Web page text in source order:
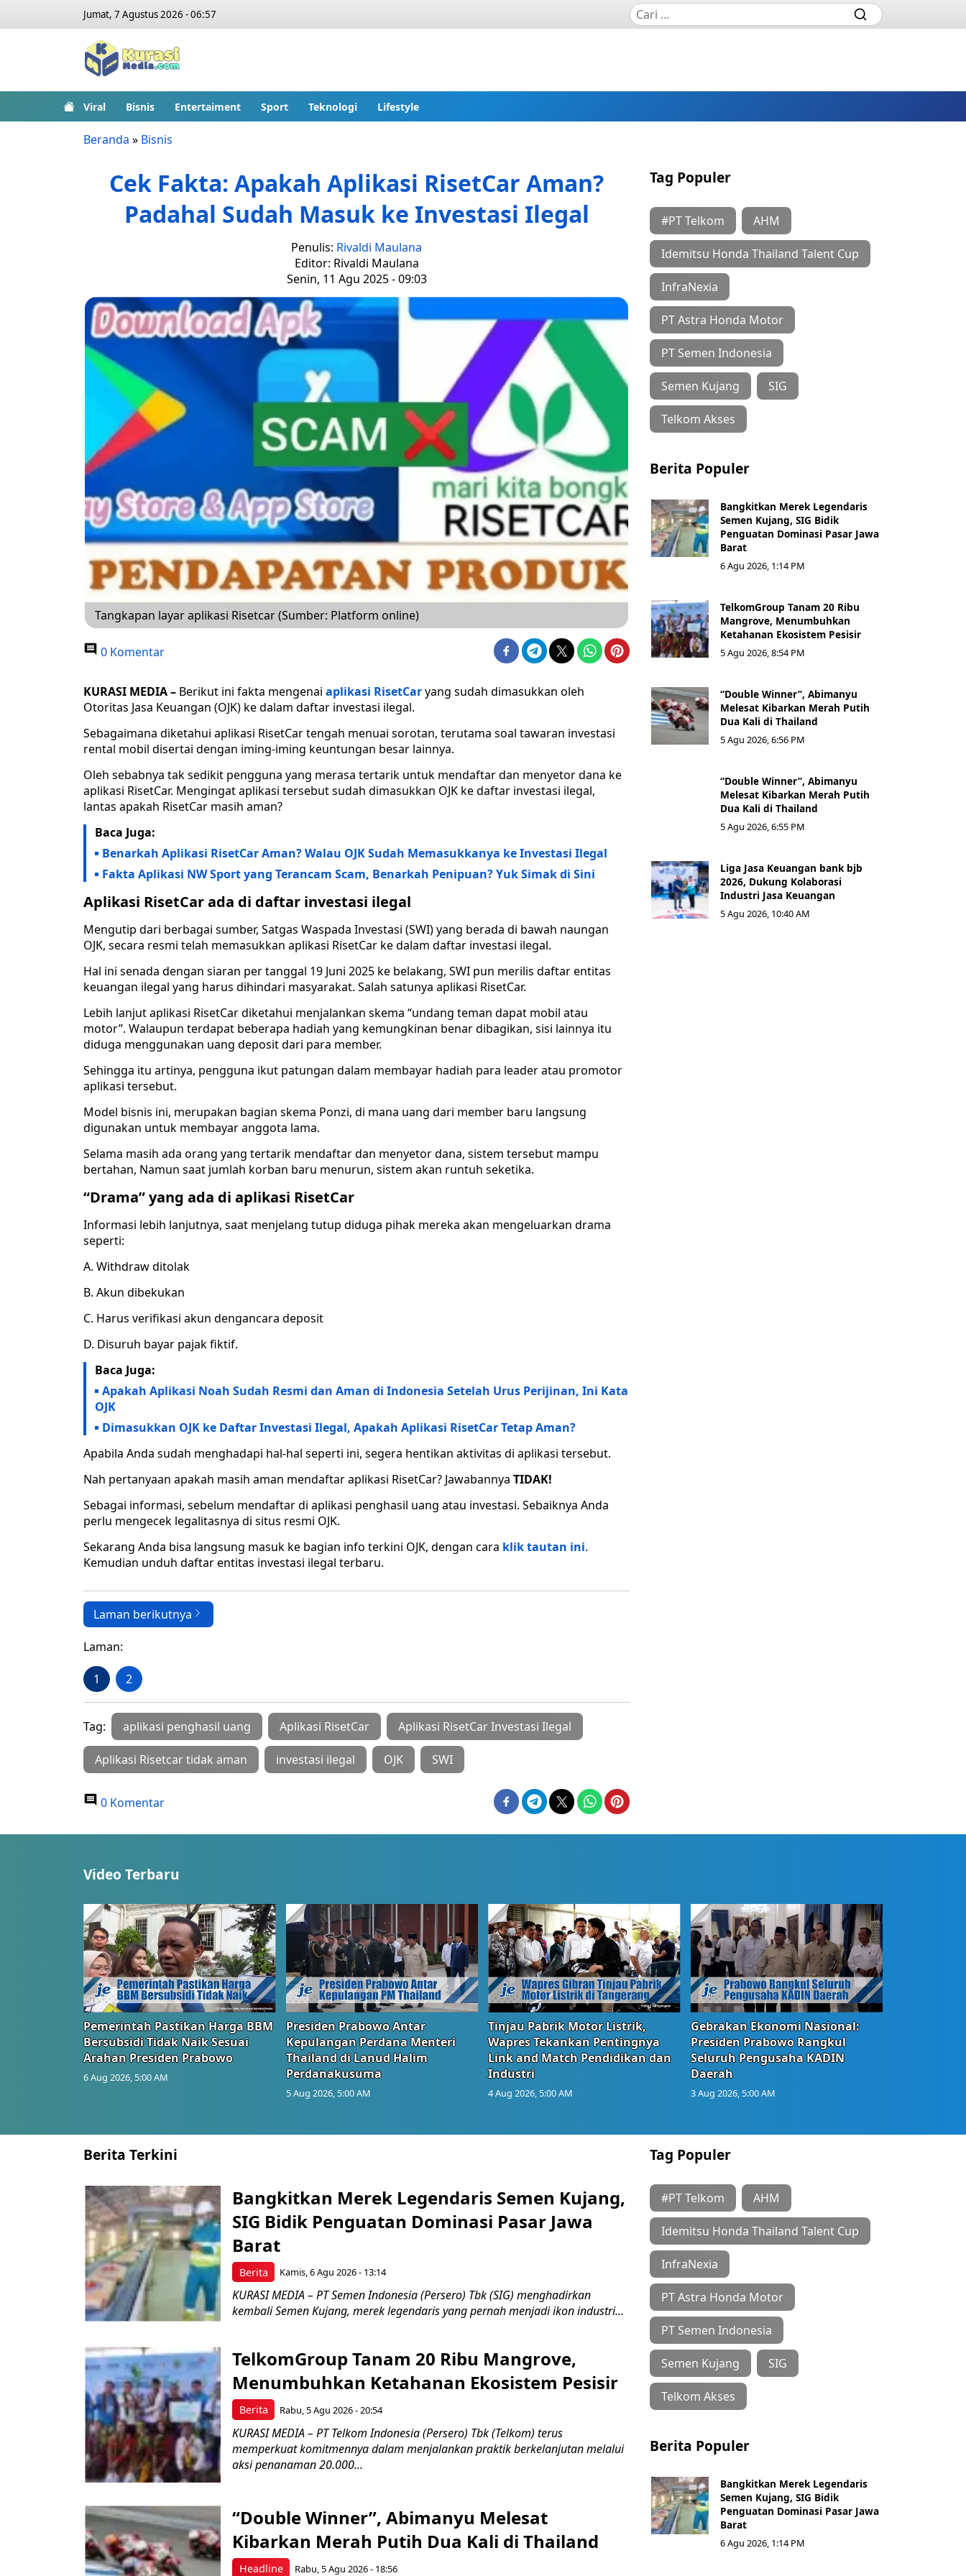
Jumat, 7 Agustus 2026 - 06:57
Viral Bisnis Entertaiment Sport Teknologi Lifestyle
Beranda » Bisnis
Cek Fakta: Apakah Aplikasi RisetCar Aman?
Padahal Sudah Masuk ke Investasi Ilegal
Penulis: Rivaldi Maulana
Editor: Rivaldi Maulana
Senin, 11 Agu 2025 - 09:03
Tangkapan layar aplikasi Risetcar (Sumber: Platform online)
0 Komentar
KURASI MEDIA – Berikut ini fakta mengenai aplikasi RisetCaryang sudah dimasukkan oleh
Otoritas Jasa Keuangan (OJK) ke dalam daftar investasi ilegal.
Sebagaimana diketahui aplikasi RisetCar tengah menuai sorotan, terutama soal tawaran investasi
rental mobil disertai dengan iming-iming keuntungan besar lainnya.
Oleh sebabnya tak sedikit pengguna yang merasa tertarik untuk mendaftar dan menyetor dana ke
aplikasi RisetCar. Mengingat aplikasi tersebut sudah dimasukkan OJK ke daftar investasi ilegal,
lantas apakah RisetCar masih aman?
Baca Juga:
Benarkah Aplikasi RisetCar Aman? Walau OJK Sudah Memasukkanya ke Investasi Ilegal
Fakta Aplikasi NW Sport yang Terancam Scam, Benarkah Penipuan? Yuk Simak di Sini
Aplikasi RisetCar ada di daftar investasi ilegal
Mengutip dari berbagai sumber, Satgas Waspada Investasi (SWI) yang berada di bawah naungan
OJK, secara resmi telah memasukkan aplikasi RisetCar ke dalam daftar investasi ilegal.
Hal ini senada dengan siaran per tanggal 19 Juni 2025 ke belakang, SWI pun merilis daftar entitas
keuangan ilegal yang harus dihindari masyarakat. Salah satunya aplikasi RisetCar.
Lebih lanjut aplikasi RisetCar diketahui menjalankan skema “undang teman dapat mobil atau
motor”. Walaupun terdapat beberapa hadiah yang kemungkinan benar dibagikan, sisi lainnya itu
diduga menggunakan uang deposit dari para member.
Sehingga itu artinya, pengguna ikut patungan dalam membayar hadiah para leader atau promotor
aplikasi tersebut.
Model bisnis ini, merupakan bagian skema Ponzi, di mana uang dari member baru langsung
digunakan untuk membayar anggota lama.
Selama masih ada orang yang tertarik mendaftar dan menyetor dana, sistem tersebut mampu
bertahan, Namun saat jumlah korban baru menurun, sistem akan runtuh seketika.
“Drama” yang ada di aplikasi RisetCar
Informasi lebih lanjutnya, saat menjelang tutup diduga pihak mereka akan mengeluarkan drama
seperti:
A. Withdraw ditolak
B. Akun dibekukan
C. Harus verifikasi akun dengancara deposit
D. Disuruh bayar pajak fiktif.
Baca Juga:
Apakah Aplikasi Noah Sudah Resmi dan Aman di Indonesia Setelah Urus Perijinan, Ini Kata
OJK
Dimasukkan OJK ke Daftar Investasi Ilegal, Apakah Aplikasi RisetCar Tetap Aman?
Apabila Anda sudah menghadapi hal-hal seperti ini, segera hentikan aktivitas di aplikasi tersebut.
Nah pertanyaan apakah masih aman mendaftar aplikasi RisetCar? Jawabannya TIDAK!
Sebagai informasi, sebelum mendaftar di aplikasi penghasil uang atau investasi. Sebaiknya Anda
perlu mengecek legalitasnya di situs resmi OJK.
Sekarang Anda bisa langsung masuk ke bagian info terkini OJK, dengan cara klik tautan ini.
Kemudian unduh daftar entitas investasi ilegal terbaru.
Laman berikutnya
Laman:
1 2
Tag: aplikasi penghasil uang Aplikasi RisetCar Aplikasi RisetCar Investasi Ilegal
Aplikasi Risetcar tidak aman investasi ilegal OJK SWI
0 Komentar
Tag Populer
#PT Telkom AHM
Idemitsu Honda Thailand Talent Cup
InfraNexia
PT Astra Honda Motor
PT Semen Indonesia
Semen Kujang SIG
Telkom Akses
Berita Populer
Bangkitkan Merek Legendaris
Semen Kujang, SIG Bidik
Penguatan Dominasi Pasar Jawa
Barat
6 Agu 2026, 1:14 PM
TelkomGroup Tanam 20 Ribu
Mangrove, Menumbuhkan
Ketahanan Ekosistem Pesisir
5 Agu 2026, 8:54 PM
“Double Winner”, Abimanyu
Melesat Kibarkan Merah Putih
Dua Kali di Thailand
5 Agu 2026, 6:56 PM
“Double Winner”, Abimanyu
Melesat Kibarkan Merah Putih
Dua Kali di Thailand
5 Agu 2026, 6:55 PM
Liga Jasa Keuangan bank bjb
2026, Dukung Kolaborasi
Industri Jasa Keuangan
5 Agu 2026, 10:40 AM
Video Terbaru
Pemerintah Pastikan Harga BBM
Bersubsidi Tidak Naik Sesuai
Arahan Presiden Prabowo
6 Aug 2026, 5:00 AM
Presiden Prabowo Antar
Kepulangan Perdana Menteri
Thailand di Lanud Halim
Perdanakusuma
5 Aug 2026, 5:00 AM
Tinjau Pabrik Motor Listrik,
Wapres Tekankan Pentingnya
Link and Match Pendidikan dan
Industri
4 Aug 2026, 5:00 AM
Gebrakan Ekonomi Nasional:
Presiden Prabowo Rangkul
Seluruh Pengusaha KADIN
Daerah
3 Aug 2026, 5:00 AM
Berita Terkini
Berita
Bangkitkan Merek Legendaris Semen Kujang,
SIG Bidik Penguatan Dominasi Pasar Jawa
Barat
Kamis, 6 Agu 2026 - 13:14
KURASI MEDIA – PT Semen Indonesia (Persero) Tbk (SIG) menghadirkan
kembali Semen Kujang, merek legendaris yang pernah menjadi ikon industri...
Berita
TelkomGroup Tanam 20 Ribu Mangrove,
Menumbuhkan Ketahanan Ekosistem Pesisir
Rabu, 5 Agu 2026 - 20:54
KURASI MEDIA – PT Telkom Indonesia (Persero) Tbk (Telkom) terus
memperkuat komitmennya dalam menjalankan praktik berkelanjutan melalui
aksi penanaman 20.000...
Headline
“Double Winner”, Abimanyu Melesat
Kibarkan Merah Putih Dua Kali di Thailand
Rabu, 5 Agu 2026 - 18:56
Tag Populer
#PT Telkom AHM
Idemitsu Honda Thailand Talent Cup
InfraNexia
PT Astra Honda Motor
PT Semen Indonesia
Semen Kujang SIG
Telkom Akses
Berita Populer
Bangkitkan Merek Legendaris
Semen Kujang, SIG Bidik
Penguatan Dominasi Pasar Jawa
Barat
6 Agu 2026, 1:14 PM